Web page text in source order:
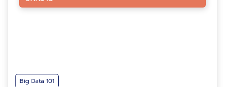
Big Data 101